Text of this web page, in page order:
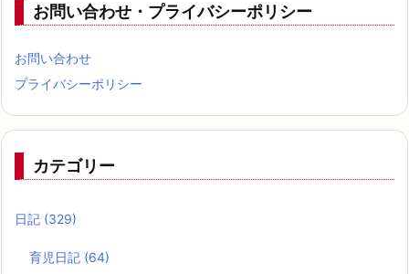
お問い合わせ・プライバシーポリシー
お問い合わせ
プライバシーポリシー
カテゴリー
日記 (329)
育児日記 (64)